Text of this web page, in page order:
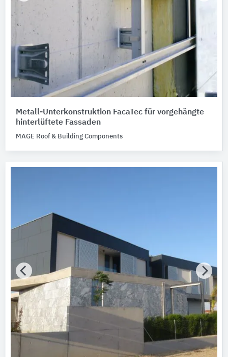
Metall-Unterkonstruktion FacaTec für vorgehängte
hinterlüftete Fassaden
MAGE Roof & Building Components